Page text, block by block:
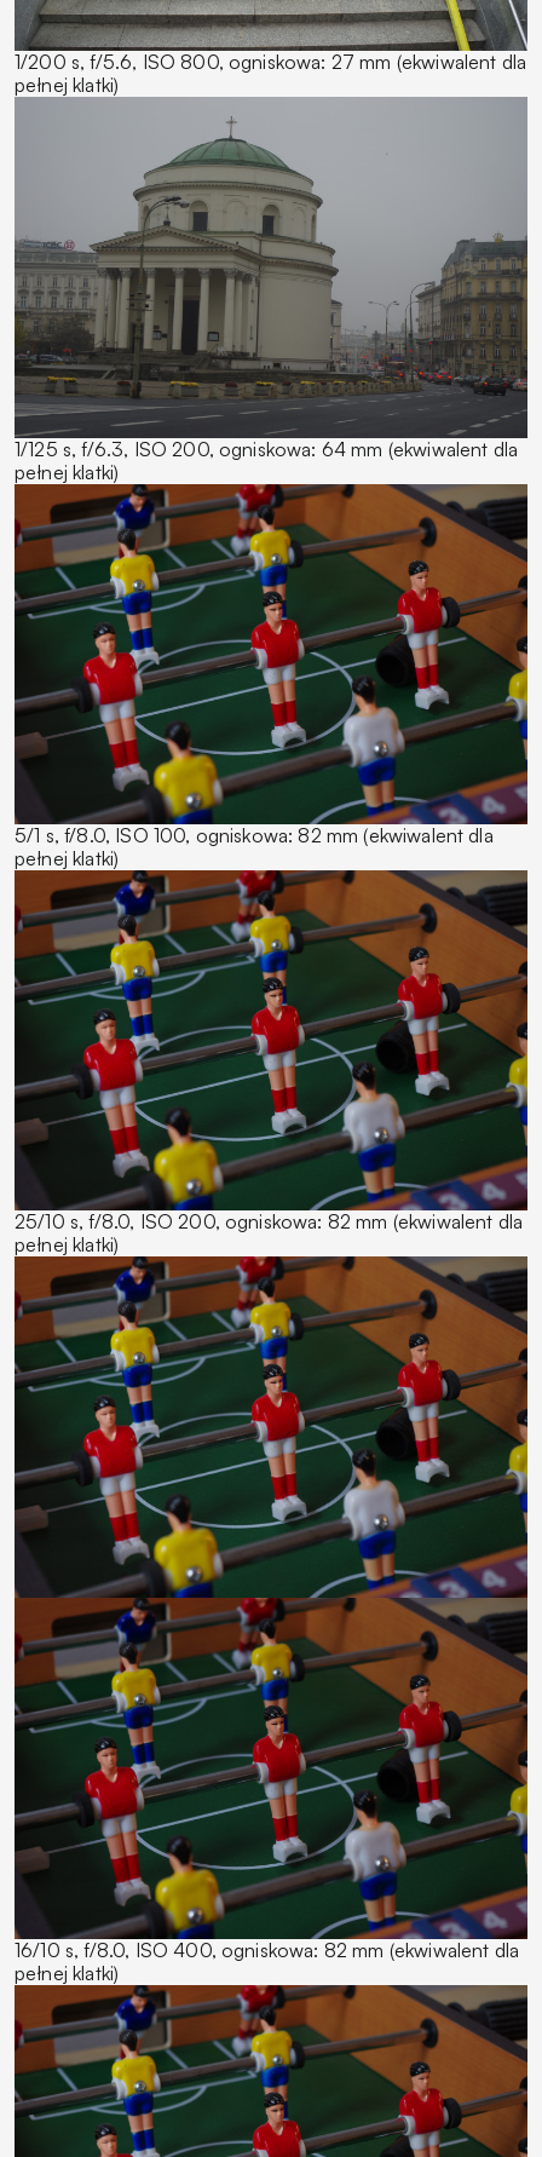
1/200 s, f/5.6, ISO 800, ogniskowa: 27 mm (ekwiwalent dla
pełnej klatki)
1/125 s, f/6.3, ISO 200, ogniskowa: 64 mm (ekwiwalent dla
pełnej klatki)
5/1 s, f/8.0, ISO 100, ogniskowa: 82 mm (ekwiwalent dla
pełnej klatki)
25/10 s, f/8.0, ISO 200, ogniskowa: 82 mm (ekwiwalent dla
pełnej klatki)
16/10 s, f/8.0, ISO 400, ogniskowa: 82 mm (ekwiwalent dla
pełnej klatki)